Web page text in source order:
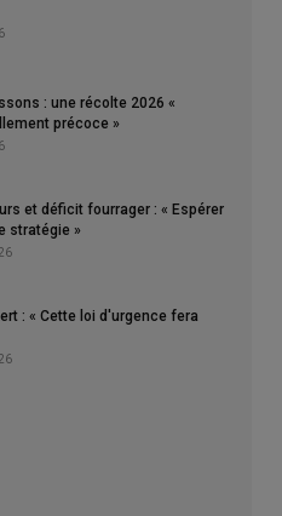
: une récolte 2026 «
précoce »
et déficit fourrager : « Espérer
stratégie »
: « Cette loi d'urgence fera